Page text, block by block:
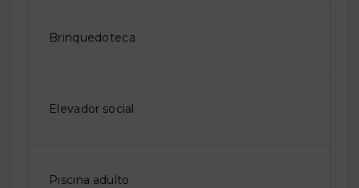
Brinquedoteca
Elevador social
Piscina adulto